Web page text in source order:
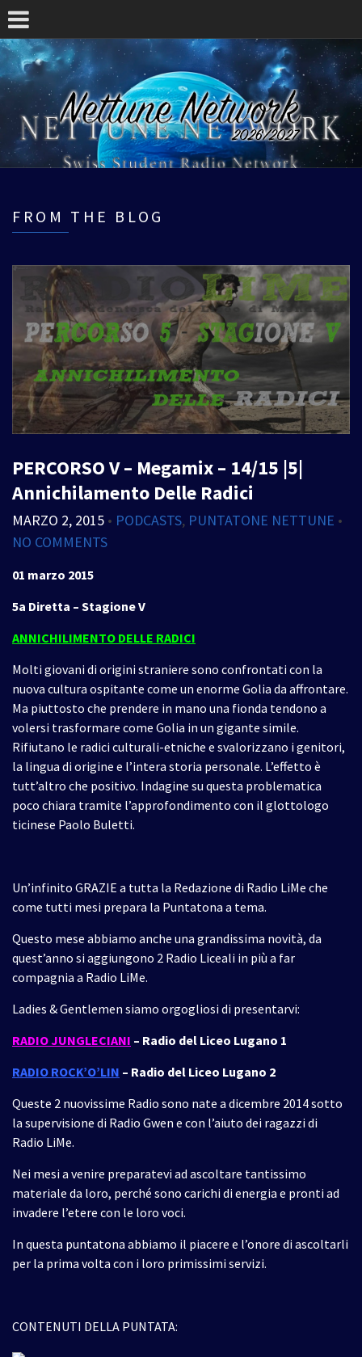
FROM THE BLOG
PERCORSO V – Megamix – 14/15 |5|
Annichilamento Delle Radici
MARZO 2, 2015 • PODCASTS, PUNTATONE NETTUNE •
NO COMMENTS
01 marzo 2015
5a Diretta – Stagione V
ANNICHILIMENTO DELLE RADICI
Molti giovani di origini straniere sono confrontati con la
nuova cultura ospitante come un enorme Golia da affrontare.
Ma piuttosto che prendere in mano una fionda tendono a
volersi trasformare come Golia in un gigante simile.
Rifiutano le radici culturali-etniche e svalorizzano i genitori,
la lingua di origine e l’intera storia personale. L’effetto è
tutt’altro che positivo. Indagine su questa problematica
poco chiara tramite l’approfondimento con il glottologo
ticinese Paolo Buletti.
Un’infinito GRAZIE a tutta la Redazione di Radio LiMe che
come tutti mesi prepara la Puntatona a tema.
Questo mese abbiamo anche una grandissima novità, da
quest’anno si aggiungono 2 Radio Liceali in più a far
compagnia a Radio LiMe.
Ladies & Gentlemen siamo orgogliosi di presentarvi:
RADIO JUNGLECIANI – Radio del Liceo Lugano 1
RADIO ROCK’O’LIN – Radio del Liceo Lugano 2
Queste 2 nuovissime Radio sono nate a dicembre 2014 sotto
la supervisione di Radio Gwen e con l’aiuto dei ragazzi di
Radio LiMe.
Nei mesi a venire preparatevi ad ascoltare tantissimo
materiale da loro, perché sono carichi di energia e pronti ad
invadere l’etere con le loro voci.
In questa puntatona abbiamo il piacere e l’onore di ascoltarli
per la prima volta con i loro primissimi servizi.
CONTENUTI DELLA PUNTATA: